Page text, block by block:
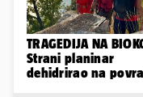
TRAGEDIJA NA
Strani planinar
dehidrirao na